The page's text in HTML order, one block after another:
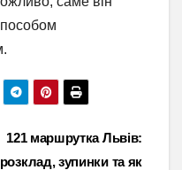
121 маршрутка Львів:
розклад, зупинки та як